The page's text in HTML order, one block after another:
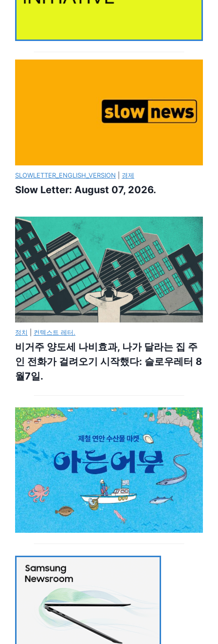
SLOWLETTER_ENGLISH_VERSION 경제
Slow Letter: August 07, 2026.
정치 컨텍스트 레터.
비거주 양도세 나비효과, 나가 달라는 집 주
인 전화가 걸려오기 시작했다: 슬로우레터 8
월7일.